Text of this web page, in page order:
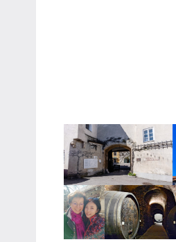
遊
書
作
者、
各